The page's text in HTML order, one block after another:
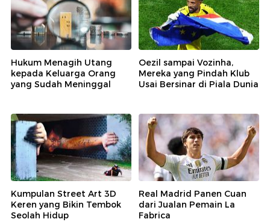
Hukum Menagih Utang
kepada Keluarga Orang
yang Sudah Meninggal
Oezil sampai Vozinha,
Mereka yang Pindah Klub
Usai Bersinar di Piala Dunia
Kumpulan Street Art 3D
Keren yang Bikin Tembok
Seolah Hidup
Real Madrid Panen Cuan
dari Jualan Pemain La
Fabrica